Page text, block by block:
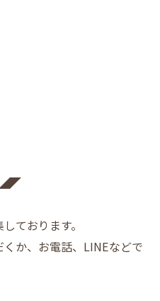
◢◤
ております。
か、お電話、LINEなどで